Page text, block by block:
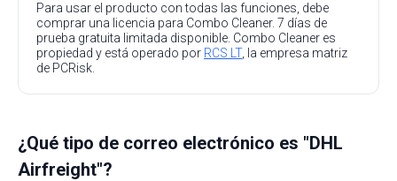
Para usar el producto con todas las funciones, debe
comprar una licencia para Combo Cleaner. 7 días de
prueba gratuita limitada disponible. Combo Cleaner es
propiedad y está operado por RCS LT, la empresa matriz
de PCRisk.
¿Qué tipo de correo electrónico es "DHL
Airfreight"?